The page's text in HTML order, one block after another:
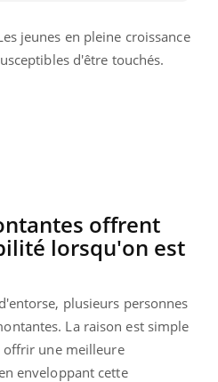
jeunes en pleine croissance
d'être touchés.
offrent
lorsqu'on est
plusieurs personnes
La raison est simple
offrir une meilleure
enveloppant cette